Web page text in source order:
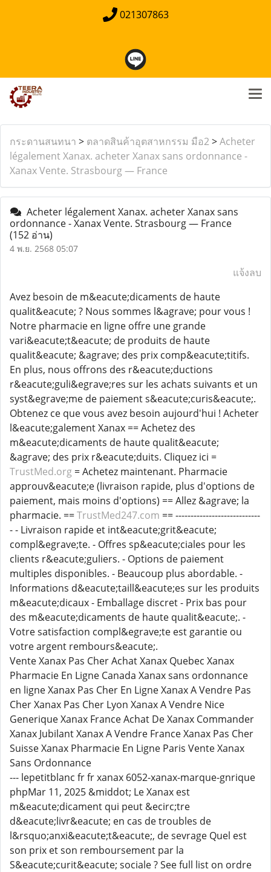
021307863
กระดานสนทนา > ตลาดสินค้าอุตสาหกรรม มือ2>Acheter
légalement Xanax. acheter Xanax sans ordonnance -
Xanax Vente. Strasbourg — France
Acheter légalement Xanax. acheter Xanax sans
ordonnance - Xanax Vente. Strasbourg — France
(152 อ่าน)
4 พ.ย. 2568 05:07
แจ้งลบ
Avez besoin de m&eacute;dicaments de haute
qualit&eacute; ? Nous sommes l&agrave; pour vous !
Notre pharmacie en ligne offre une grande
vari&eacute;t&eacute; de produits de haute
qualit&eacute; &agrave; des prix comp&eacute;titifs.
En plus, nous offrons des r&eacute;ductions
r&eacute;guli&egrave;res sur les achats suivants et un
syst&egrave;me de paiement s&eacute;curis&eacute;.
Obtenez ce que vous avez besoin aujourd'hui ! Acheter
l&eacute;galement Xanax == Achetez des
m&eacute;dicaments de haute qualit&eacute;
&agrave; des prix r&eacute;duits. Cliquez ici =
TrustMed.org = Achetez maintenant. Pharmacie
approuv&eacute;e (livraison rapide, plus d'options de
paiement, mais moins d'options) == Allez &agrave; la
pharmacie. ==TrustMed247.com == ----------------------------
- - Livraison rapide et int&eacute;grit&eacute;
compl&egrave;te. - Offres sp&eacute;ciales pour les
clients r&eacute;guliers. - Options de paiement
multiples disponibles. - Beaucoup plus abordable. -
Informations d&eacute;taill&eacute;es sur les produits
m&eacute;dicaux - Emballage discret - Prix bas pour
des m&eacute;dicaments de haute qualit&eacute;. -
Votre satisfaction compl&egrave;te est garantie ou
votre argent rembours&eacute;.
Vente Xanax Pas Cher Achat Xanax Quebec Xanax
Pharmacie En Ligne Canada Xanax sans ordonnance
en ligne Xanax Pas Cher En Ligne Xanax A Vendre Pas
Cher Xanax Pas Cher Lyon Xanax A Vendre Nice
Generique Xanax France Achat De Xanax Commander
Xanax Jubilant Xanax A Vendre France Xanax Pas Cher
Suisse Xanax Pharmacie En Ligne Paris Vente Xanax
Sans Ordonnance
--- lepetitblanc fr fr xanax 6052-xanax-marque-gnrique
phpMar 11, 2025 &middot; Le Xanax est
m&eacute;dicament qui peut &ecirc;tre
d&eacute;livr&eacute; en cas de troubles de
l&rsquo;anxi&eacute;t&eacute;, de sevrage Quel est
son prix et son remboursement par la
S&eacute;curit&eacute; sociale ? See full list on ordre